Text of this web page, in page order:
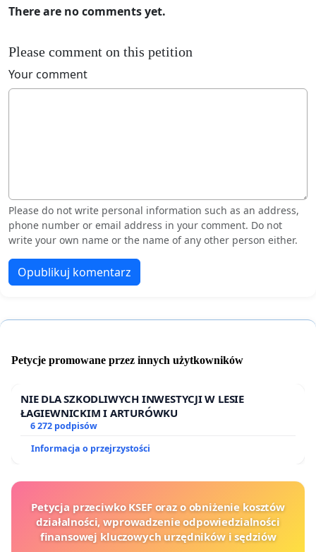
There are no comments yet.
Please comment on this petition
Your comment
Please do not write personal information such as an address,
phone number or email address in your comment. Do not
write your own name or the name of any other person either.
Opublikuj komentarz
Petycje promowane przez innych użytkowników
NIE DLA SZKODLIWYCH INWESTYCJI W LESIE
ŁAGIEWNICKIM I ARTURÓWKU
6 272 podpisów
Informacja o przejrzystości
Petycja przeciwko KSEF oraz o obniżenie kosztów
działalności, wprowadzenie odpowiedzialności
finansowej kluczowych urzędników i sędziów